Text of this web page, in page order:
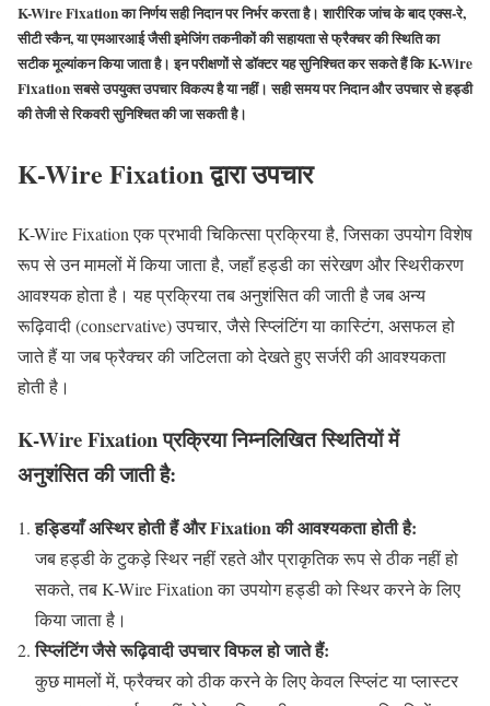
K-Wire Fixation का निर्णय सही निदान पर निर्भर करता है। शारीरिक जांच के बाद एक्स-रे,
सीटी स्कैन, या एमआरआई जैसी इमेजिंग तकनीकों की सहायता से फ्रैक्चर की स्थिति का
सटीक मूल्यांकन किया जाता है। इन परीक्षणों से डॉक्टर यह सुनिश्चित कर सकते हैं कि K-Wire
Fixation सबसे उपयुक्त उपचार विकल्प है या नहीं। सही समय पर निदान और उपचार से हड्डी
की तेजी से रिकवरी सुनिश्चित की जा सकती है।
K-Wire Fixation द्वारा उपचार
K-Wire Fixation एक प्रभावी चिकित्सा प्रक्रिया है, जिसका उपयोग विशेष
रूप से उन मामलों में किया जाता है, जहाँ हड्डी का संरेखण और स्थिरीकरण
आवश्यक होता है। यह प्रक्रिया तब अनुशंसित की जाती है जब अन्य
रूढ़िवादी (conservative) उपचार, जैसे स्प्लिंटिंग या कास्टिंग, असफल हो
जाते हैं या जब फ्रैक्चर की जटिलता को देखते हुए सर्जरी की आवश्यकता
होती है।
K-Wire Fixation प्रक्रिया निम्नलिखित स्थितियों में
अनुशंसित की जाती है:
हड्डियाँ अस्थिर होती हैं और Fixation की आवश्यकता होती है:
जब हड्डी के टुकड़े स्थिर नहीं रहते और प्राकृतिक रूप से ठीक नहीं हो
सकते, तब K-Wire Fixation का उपयोग हड्डी को स्थिर करने के लिए
किया जाता है।
स्प्लिंटिंग जैसे रूढ़िवादी उपचार विफल हो जाते हैं:
कुछ मामलों में, फ्रैक्चर को ठीक करने के लिए केवल स्प्लिंट या प्लास्टर